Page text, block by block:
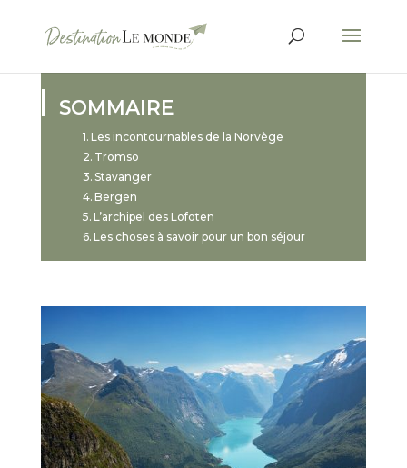
SOMMAIRE
Les incontournables de la Norvège
Tromso
Stavanger
Bergen
L’archipel des Lofoten
Les choses à savoir pour un bon séjour